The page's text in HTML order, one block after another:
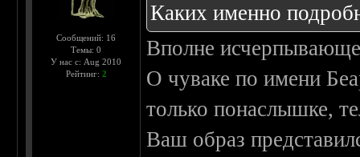
Сообщений: 16
Темы: 0
У нас с: Aug 2010
Рейтинг: 2
Каких именно
Вполне
О чуваке по имени
только понаслышке,
Ваш образ